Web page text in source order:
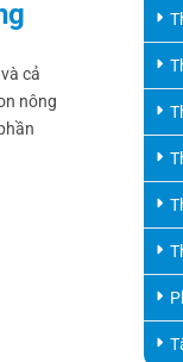
cả
nông